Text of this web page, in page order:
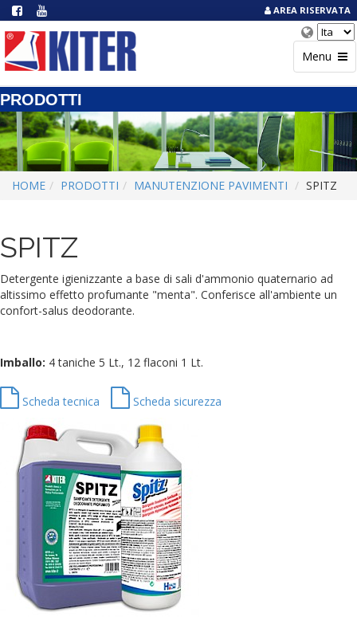
AREA RISERVATA
Menu
PRODOTTI
HOME PRODOTTI MANUTENZIONE PAVIMENTI SPITZ
SPITZ
Detergente igienizzante a base di sali d'ammonio quaternario ad
altissimo effetto profumante "menta". Conferisce all'ambiente un
confort-salus deodorante.
Imballo: 4 taniche 5 Lt., 12 flaconi 1 Lt.
Scheda tecnica Scheda sicurezza